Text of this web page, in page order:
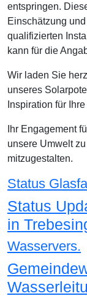
entspringen.
Einschätzung
qualifizierten
kann für die
Wir laden Sie
unseres
Inspiration für
Ihr Engagement
unsere Umwelt
mitzugestalten.
Status
Status
in
Wasservers.